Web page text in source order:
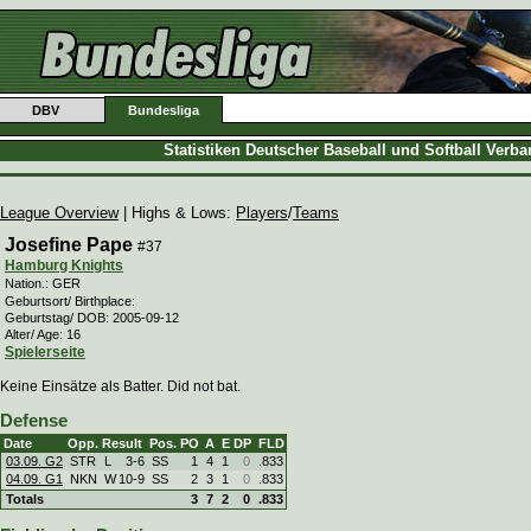
DBV Bundesliga
Statistiken Deutscher Baseball und Softball
League Overview| Highs & Lows: Players/Teams
Josefine Pape #37
Hamburg Knights
Nation.: GER
Geburtsort/ Birthplace:
Geburtstag/ DOB: 2005-09-12
Alter/ Age: 16
Spielerseite
Keine Einsätze als Batter. Did not bat.
Defense
Date Opp. Result Pos. PO A E DP
FLD
03.09. G2 STR 3-6 SS 1 4 1 0
.833
04.09. G1
NKN W 10-9 SS 2 3 1 0
.833
Totals
3 7 2 0 .833